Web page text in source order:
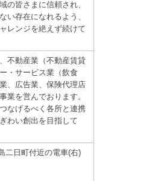
の皆さまに信頼され、
い存在になれるよう、
レンジを絶えず続けて
不動産業（不動産賃貸
・サービス業（飲食
、広告業、保険代理店
業を営んでおります。
なげるべく各所と連携
わい創出を目指して
二日町付近の電車(右)